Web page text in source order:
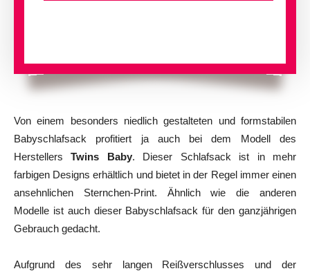
Von einem besonders niedlich gestalteten und formstabilen
Babyschlafsack profitiert ja auch bei dem Modell des
HerstellersTwins Baby. Dieser Schlafsack ist in mehr
farbigen Designs erhältlich und bietet in der Regel immer einen
ansehnlichen Sternchen-Print. Ähnlich wie die anderen
Modelle ist auch dieser Babyschlafsack für den ganzjährigen
Gebrauch gedacht.
Aufgrund des sehr langen Reißverschlusses und der